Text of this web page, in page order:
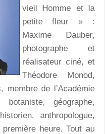
vieil Homme et la
petite fleur » :
Maxime Dauber,
photographe et
réalisateur ciné, et
Théodore Monod,
de l’Académie
géographe,
anthropologue,
heure. Tout au